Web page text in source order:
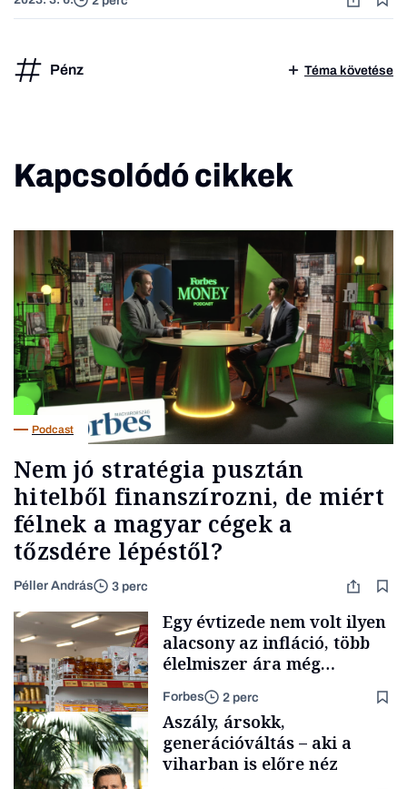
Pénz Téma követése
Kapcsolódó cikkek
Podcast
Nem jó stratégia pusztán
hitelből finanszírozni, de miért
félnek a magyar cégek a
tőzsdére lépéstől?
Péller András 3 perc
Egy évtizede nem volt ilyen
alacsony az infláció, több
élelmiszer ára még
rohamosan csökken is
Forbes 2 perc
Aszály, ársokk,
generációváltás – aki a
viharban is előre néz